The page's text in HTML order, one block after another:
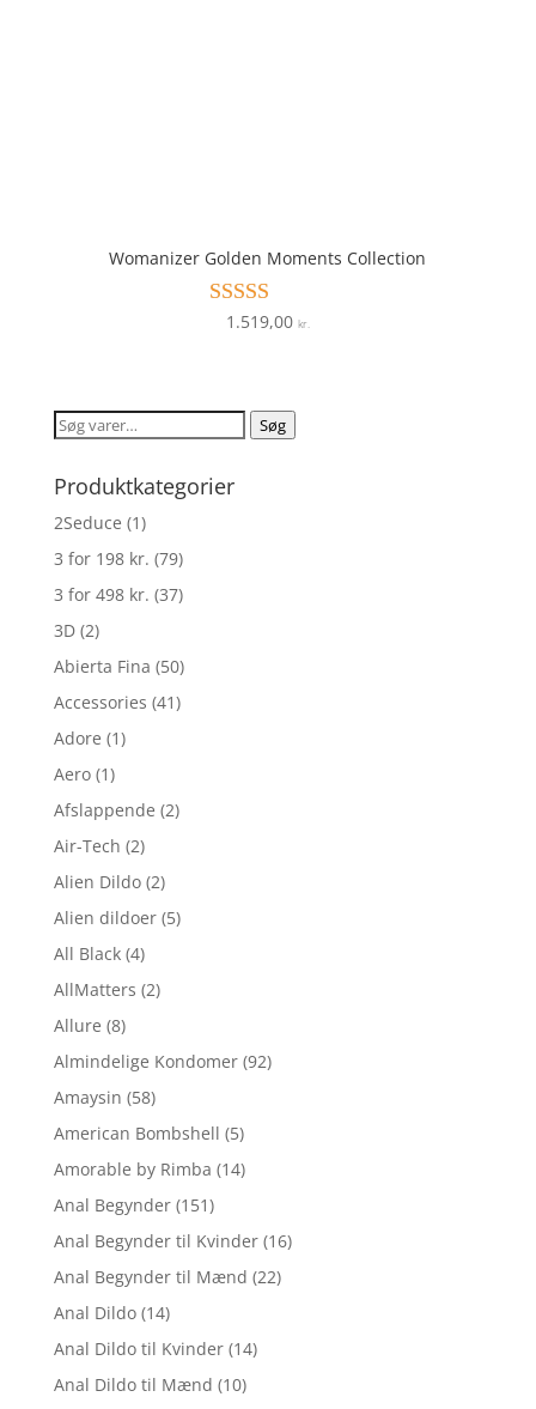
Womanizer Golden Moments Collection
Vurderet
1.519,00 kr.
Søg
Søg
Produktkategorier
2Seduce (1)
3 for 198 kr. (79)
3 for 498 kr. (37)
3D (2)
Abierta Fina (50)
Accessories (41)
Adore (1)
Aero (1)
Afslappende (2)
Air-Tech (2)
Alien Dildo (2)
Alien dildoer (5)
All Black (4)
AllMatters (2)
Allure (8)
Almindelige Kondomer (92)
Amaysin (58)
American Bombshell (5)
Amorable by Rimba (14)
Anal Begynder (151)
Anal Begynder til Kvinder (16)
Anal Begynder til Mænd (22)
Anal Dildo (14)
Anal Dildo til Kvinder (14)
Anal Dildo til Mænd (10)